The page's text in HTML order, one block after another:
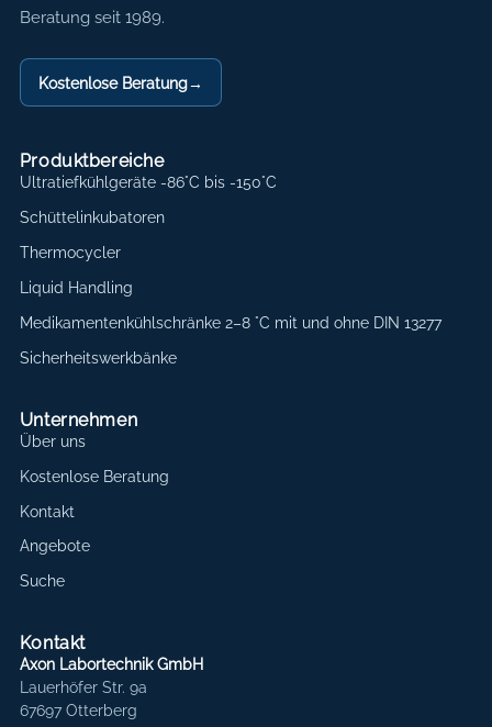
Beratung seit 1989.
Kostenlose Beratung→
Produktbereiche
Ultratiefkühlgeräte -86°C bis -150°C
Schüttelinkubatoren
Thermocycler
Liquid Handling
Medikamentenkühlschränke 2–8 °C mit und ohne DIN 13277
Sicherheitswerkbänke
Unternehmen
Über uns
Kostenlose Beratung
Kontakt
Angebote
Suche
Kontakt
Axon Labortechnik GmbH
Lauerhöfer Str. 9a
67697 Otterberg